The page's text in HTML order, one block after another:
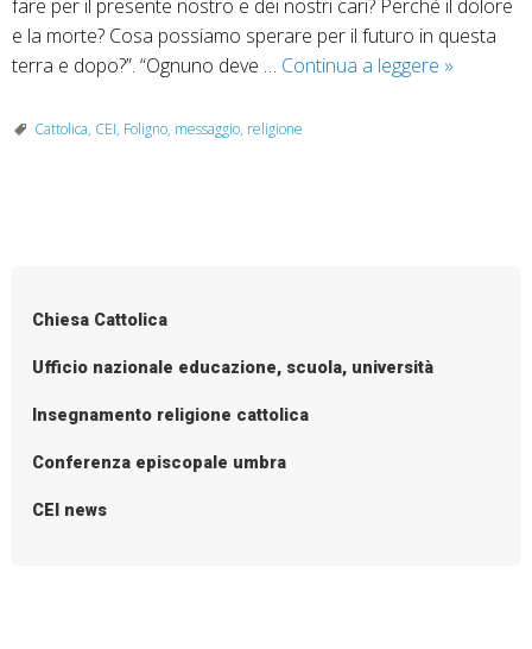
fare per il presente nostro e dei nostri cari? Perché il dolore
e la morte? Cosa possiamo sperare per il futuro in questa
terra e dopo?”. “Ognuno deve … Continua a leggere Ora
»
Cattolica, CEI, Foligno, messaggio, religione
Chiesa Cattolica
Ufficio nazionale educazione, scuola, università
Insegnamento religione cattolica
Conferenza episcopale umbra
CEI news